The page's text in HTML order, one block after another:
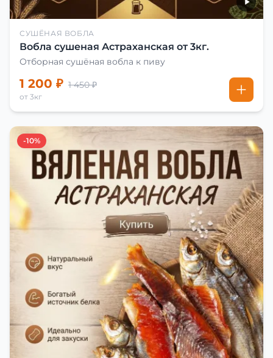
СУШЁНАЯ ВОБЛА
Вобла сушеная Астраханская от 3кг.
Отборная сушёная вобла к пиву
1 200 ₽ 1 450 ₽
от 3кг
-10%